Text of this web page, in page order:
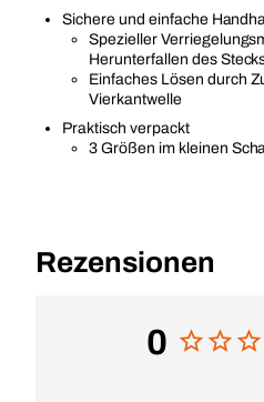
Sichere und einfache
Spezieller
Herunterfallen des
Einfaches Lösen durch
Vierkantwelle
Praktisch verpackt
3 Größen im kleinen
Rezensionen
0